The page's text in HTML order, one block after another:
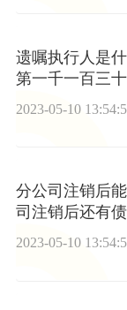
遗嘱执行人是
第一千一百三
2023-05-10
分公司注销后
司注销后还有
2023-05-10